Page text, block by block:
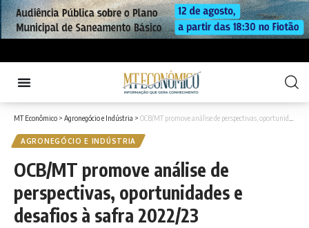
MT Econômico > Agronegócio e Indústria > OCB/MT promove análise de perspectivas, oportunidades e desafios à safra 2022/23
AGRONEGÓCIO E INDÚSTRIA
OCB/MT promove análise de
perspectivas, oportunidades e
desafios à safra 2022/23